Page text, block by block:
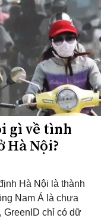
gì về tình
Nội?
Hà Nội là thành
Nam Á là chưa
GreenID chỉ có dữ